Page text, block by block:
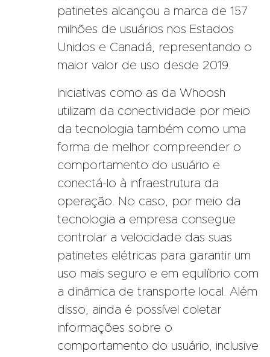
patinetes alcançou a marca de 157
milhões de usuários nos Estados
Unidos e Canadá, representando o
maior valor de uso desde 2019.
Iniciativas como as da Whoosh
utilizam da conectividade por meio
da tecnologia também como uma
forma de melhor compreender o
comportamento do usuário e
conectá-lo à infraestrutura da
operação. No caso, por meio da
tecnologia a empresa consegue
controlar a velocidade das suas
patinetes elétricas para garantir um
uso mais seguro e em equilíbrio com
a dinâmica de transporte local. Além
disso, ainda é possível coletar
informações sobre o
comportamento do usuário, inclusive